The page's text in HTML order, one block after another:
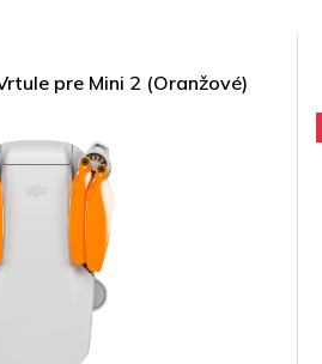
pre Mini 2 (Oranžové)